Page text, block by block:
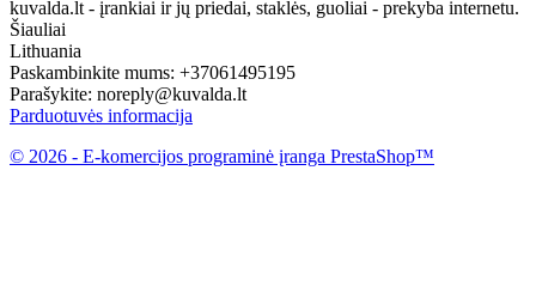
kuvalda.lt - įrankiai ir jų priedai, staklės, guoliai - prekyba internetu.
Šiauliai
Lithuania
Paskambinkite mums: +37061495195
Parašykite: noreply@kuvalda.lt
Parduotuvės informacija
© 2026 - E-komercijos programinė įranga PrestaShop™